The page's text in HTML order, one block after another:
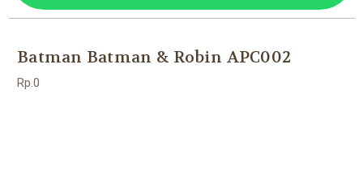
Batman Batman & Robin APC002
Rp.0